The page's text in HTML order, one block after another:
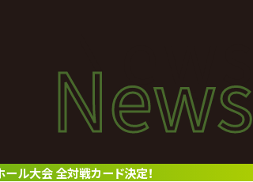
Newsニュース
News
ル大会 全対戦カード決定！